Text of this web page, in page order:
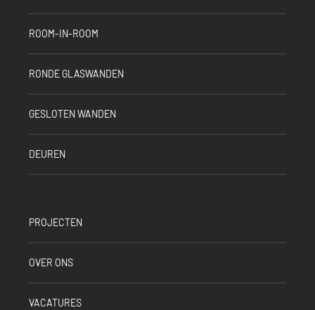
ROOM-IN-ROOM
RONDE GLASWANDEN
GESLOTEN WANDEN
DEUREN
PROJECTEN
OVER ONS
VACATURES